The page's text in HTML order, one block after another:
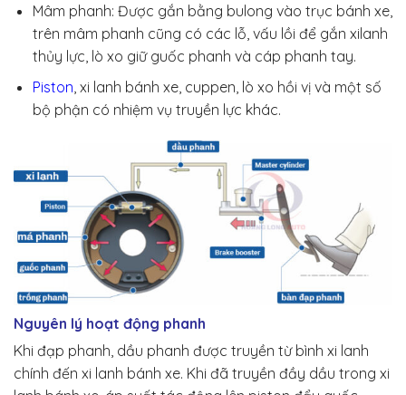
Mâm phanh: Được gắn bằng bulong vào trục bánh xe,
trên mâm phanh cũng có các lỗ, vấu lồi để gắn xilanh
thủy lực, lò xo giữ guốc phanh và cáp phanh tay.
Piston, xi lanh bánh xe, cuppen, lò xo hồi vị và một số
bộ phận có nhiệm vụ truyền lực khác.
Nguyên lý hoạt động phanh
Khi đạp phanh, dầu phanh được truyền từ bình xi lanh
chính đến xi lanh bánh xe. Khi đã truyền đầy dầu trong xi